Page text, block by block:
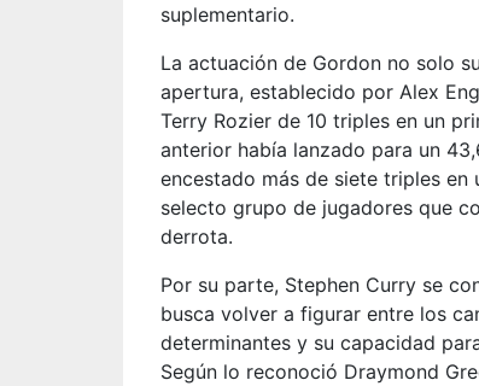
suplementario.
La actuación de Gordon no solo
apertura, establecido por Alex
Terry Rozier de 10 triples en un
anterior había lanzado para un
encestado más de siete triples
selecto grupo de jugadores que
derrota.
Por su parte, Stephen Curry se
busca volver a figurar entre los
determinantes y su capacidad
Según lo reconoció Draymond